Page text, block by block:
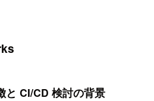
と CI/CD 検討の背景